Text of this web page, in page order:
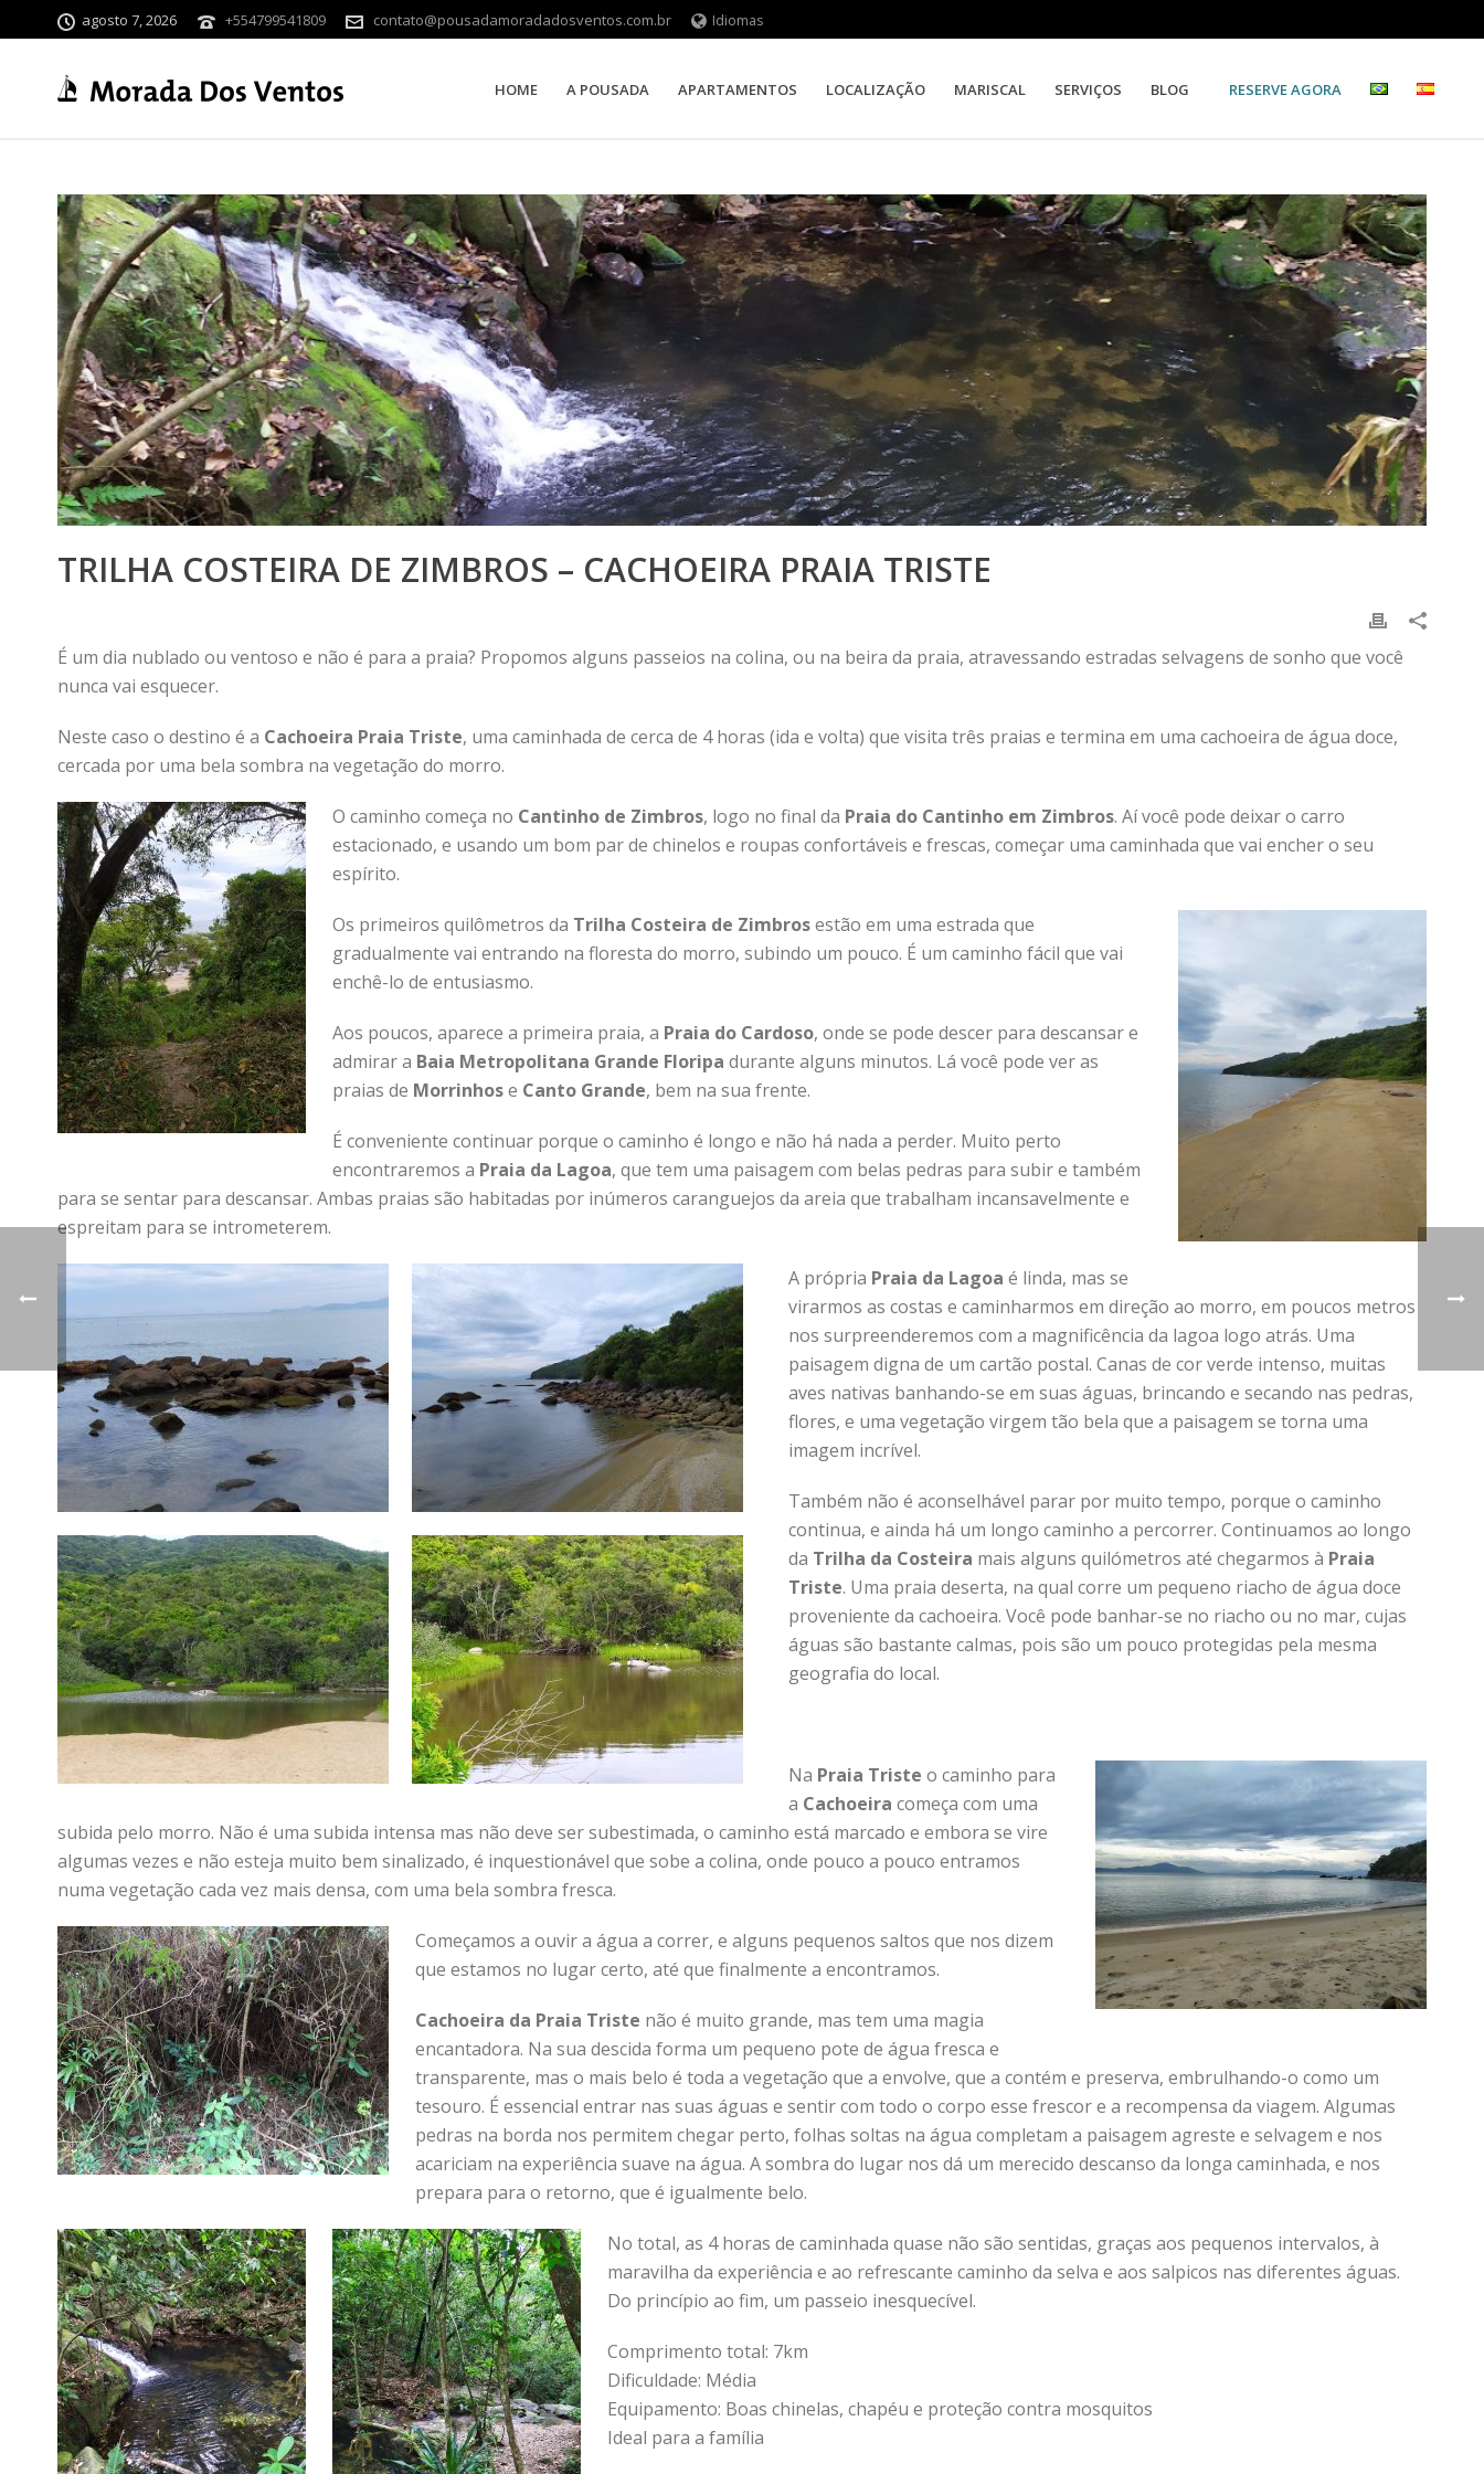
agosto 7, 2026 +554799541809 contato@pousadamoradadosventos.com.br Idiomas
HOME A POUSADA APARTAMENTOS LOCALIZAÇÃO MARISCAL SERVIÇOS BLOG RESERVE AGORA
TRILHA COSTEIRA DE ZIMBROS – CACHOEIRA PRAIA TRISTE
É um dia nublado ou ventoso e não é para a praia? Propomos alguns passeios na colina, ou na beira da praia, atravessando estradas selvagens de sonho que você
nunca vai esquecer.
Neste caso o destino é a Cachoeira Praia Triste, uma caminhada de cerca de 4 horas (ida e volta) que visita três praias e termina em uma cachoeira de água doce,
cercada por uma bela sombra na vegetação do morro.
O caminho começa no Cantinho de Zimbros, logo no final da Praia do Cantinho em Zimbros. Aí você pode deixar o carro
estacionado, e usando um bom par de chinelos e roupas confortáveis e frescas, começar uma caminhada que vai encher o seu
espírito.
Os primeiros quilômetros da Trilha Costeira de Zimbrosestão em uma estrada que
gradualmente vai entrando na floresta do morro, subindo um pouco. É um caminho fácil que vai
enchê-lo de entusiasmo.
Aos poucos, aparece a primeira praia, a Praia do Cardoso, onde se pode descer para descansar e
admirar a Baia Metropolitana Grande Floripa durante alguns minutos. Lá você pode ver as
praias de Morrinhose Canto Grande, bem na sua frente.
É conveniente continuar porque o caminho é longo e não há nada a perder. Muito perto
encontraremos a Praia da Lagoa, que tem uma paisagem com belas pedras para subir e também
para se sentar para descansar. Ambas praias são habitadas por inúmeros caranguejos da areia que trabalham incansavelmente e
espreitam para se intrometerem.
A própria Praia da Lagoa é linda, mas se
virarmos as costas e caminharmos em direção ao morro, em poucos metros
nos surpreenderemos com a magnificência da lagoa logo atrás. Uma
paisagem digna de um cartão postal. Canas de cor verde intenso, muitas
aves nativas banhando-se em suas águas, brincando e secando nas pedras,
flores, e uma vegetação virgem tão bela que a paisagem se torna uma
imagem incrível.
Também não é aconselhável parar por muito tempo, porque o caminho
continua, e ainda há um longo caminho a percorrer. Continuamos ao longo
da Trilha da Costeira mais alguns quilómetros até chegarmos à Praia
Triste. Uma praia deserta, na qual corre um pequeno riacho de água doce
proveniente da cachoeira. Você pode banhar-se no riacho ou no mar, cujas
águas são bastante calmas, pois são um pouco protegidas pela mesma
geografia do local.
Na Praia Triste o caminho para
a Cachoeira começa com uma
subida pelo morro. Não é uma subida intensa mas não deve ser subestimada, o caminho está marcado e embora se vire
algumas vezes e não esteja muito bem sinalizado, é inquestionável que sobe a colina, onde pouco a pouco entramos
numa vegetação cada vez mais densa, com uma bela sombra fresca.
Começamos a ouvir a água a correr, e alguns pequenos saltos que nos dizem
que estamos no lugar certo, até que finalmente a encontramos.
Cachoeira da Praia Triste não é muito grande, mas tem uma magia
encantadora. Na sua descida forma um pequeno pote de água fresca e
transparente, mas o mais belo é toda a vegetação que a envolve, que a contém e preserva, embrulhando-o como um
tesouro. É essencial entrar nas suas águas e sentir com todo o corpo esse frescor e a recompensa da viagem. Algumas
pedras na borda nos permitem chegar perto, folhas soltas na água completam a paisagem agreste e selvagem e nos
acariciam na experiência suave na água. A sombra do lugar nos dá um merecido descanso da longa caminhada, e nos
prepara para o retorno, que é igualmente belo.
No total, as 4 horas de caminhada quase não são sentidas, graças aos pequenos intervalos, à
maravilha da experiência e ao refrescante caminho da selva e aos salpicos nas diferentes águas.
Do princípio ao fim, um passeio inesquecível.
Comprimento total: 7km
Dificuldade: Média
Equipamento: Boas chinelas, chapéu e proteção contra mosquitos
Ideal para a família